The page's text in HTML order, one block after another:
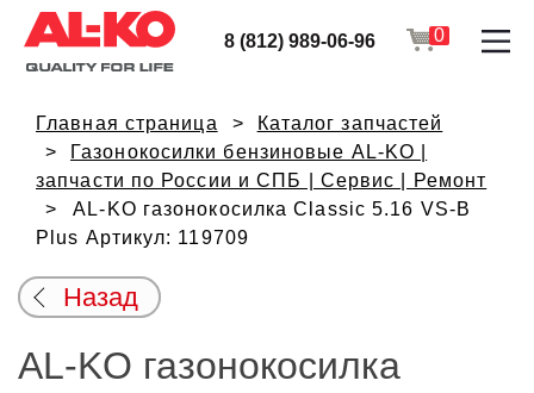
8 (812) 989-06-96 0
Главная страница
Каталог запчастей
Газонокосилки бензиновые AL-KO |
запчасти по России и СПБ | Сервис | Ремонт
AL-KO газонокосилка Classic 5.16 VS-B
Plus Артикул: 119709
Назад
AL-KO газонокосилка